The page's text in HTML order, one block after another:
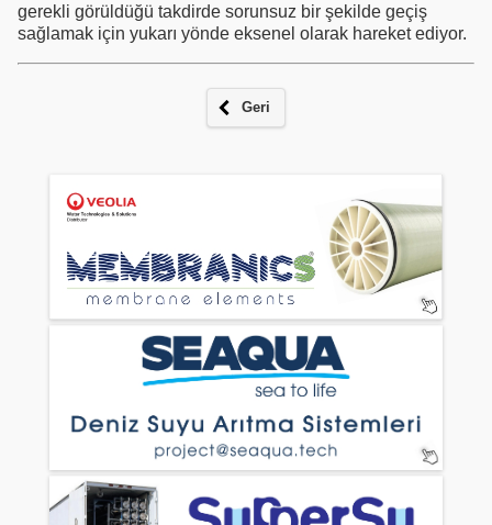
gerekli görüldüğü takdirde sorunsuz bir şekilde geçiş
sağlamak için yukarı yönde eksenel olarak hareket ediyor.
Geri